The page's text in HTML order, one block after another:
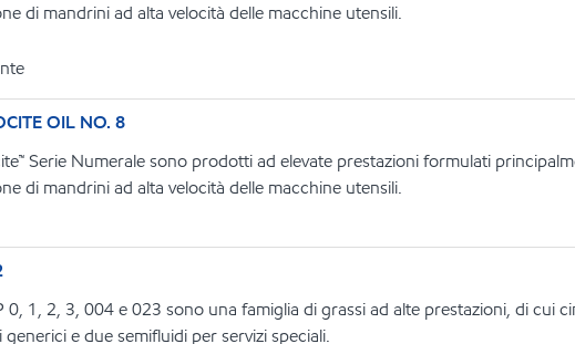
di mandrini ad alta velocità delle macchine utensili.
OIL NO. 8
Serie Numerale sono prodotti ad elevate prestazioni formulati
di mandrini ad alta velocità delle macchine utensili.
0, 1, 2, 3, 004 e 023 sono una famiglia di grassi ad alte prestazioni, di cui
generici e due semifluidi per servizi speciali.